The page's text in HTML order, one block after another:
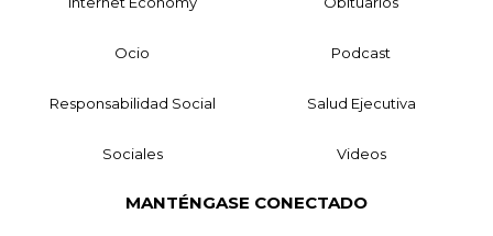
Ocio Podcast
Responsabilidad Social Salud Ejecutiva
Sociales Videos
MANTÉNGASE CONECTADO